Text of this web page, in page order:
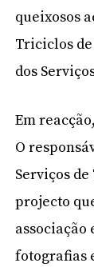
queixosos
Triciclos
dos
Em
O
Serviços
projecto
fotografias